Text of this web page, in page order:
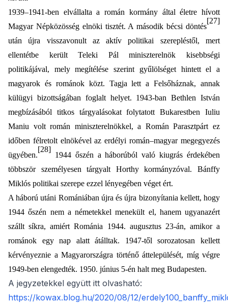
1939–1941-ben elvállalta a román kormány által életre hívott
Magyar Népközösség elnöki tisztét. A második bécsi döntés
[27]
után újra visszavonult az aktív politikai szerepléstől, mert
ellentétbe került Teleki Pál miniszterelnök kisebbségi
politikájával, mely megítélése szerint gyűlölséget hintett el a
magyarok és románok közt. Tagja lett a Felsőháznak, annak
külügyi bizottságában foglalt helyet. 1943-ban Bethlen István
megbízásából titkos tárgyalásokat folytatott Bukarestben Iuliu
Maniu volt román miniszterelnökkel, a Román Parasztpárt ez
időben félretolt elnökével az erdélyi román–magyar megegyezés
ügyében.
[28]
1944 őszén a háborúból való kiugrás érdekében
többször személyesen tárgyalt Horthy kormányzóval. Bánffy
Miklós politikai szerepe ezzel lényegében véget ért.
A háború utáni Romániában újra és újra bizonyítania kellett, hogy
1944 őszén nem a németekkel menekült el, hanem ugyanazért
szállt síkra, amiért Románia 1944. augusztus 23-án, amikor a
románok egy nap alatt átálltak. 1947-től sorozatosan kellett
kérvényeznie a Magyarországra történő áttelepülését, míg végre
1949-ben elengedték. 1950. június 5-én halt meg Budapesten.
A jegyzetekkel együtt itt olvasható:
https://kowax.blog.hu/2020/08/12/